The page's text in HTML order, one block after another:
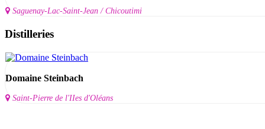
Saguenay-Lac-Saint-Jean / Chicoutimi
Distilleries
Domaine Steinbach
Saint-Pierre de l'IIes d'Oléans